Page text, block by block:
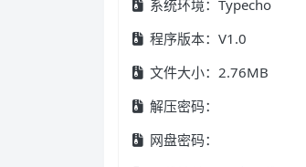
系统环境：Typecho
程序版本：V1.0
文件大小：2.76MB
解压密码：
网盘密码：